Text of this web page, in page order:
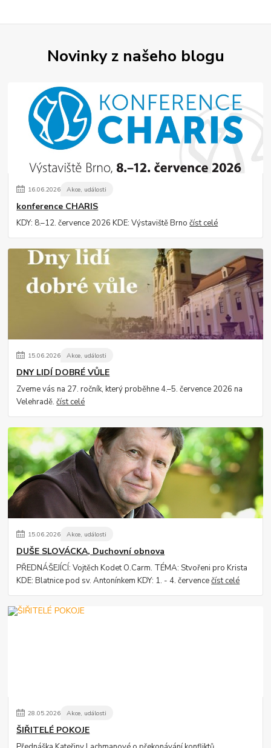
Novinky z našeho blogu
16.06.2026 Akce, události
konference CHARIS
KDY: 8.–12. července 2026 KDE: Výstaviště Brnočíst celé
15.06.2026 Akce, události
DNY LIDÍ DOBRÉ VŮLE
Zveme vás na 27. ročník, který proběhne 4.–5. července 2026 na
Velehradě.číst celé
15.06.2026 Akce, události
DUŠE SLOVÁCKA, Duchovní obnova
PŘEDNÁŠEJÍCÍ: Vojtěch Kodet O.Carm. TÉMA: Stvořeni pro Krista
KDE: Blatnice pod sv. Antonínkem KDY: 1. - 4. červencečíst celé
28.05.2026 Akce, události
ŠIŘITELÉ POKOJE